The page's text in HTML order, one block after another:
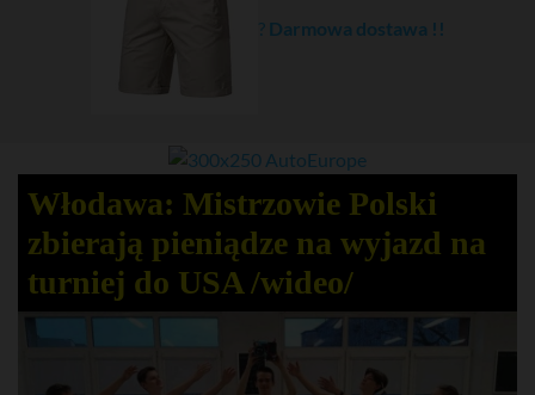
? Darmowa dostawa !!
Włodawa: Mistrzowie Polski
zbierają pieniądze na wyjazd na
turniej do USA /wideo/